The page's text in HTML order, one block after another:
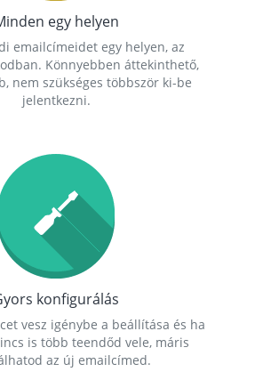
egy helyen
emailcímeidet egy helyen, az
Könnyebben áttekinthető,
nem szükséges többször ki-be
jelentkezni.
konfigurálás
vesz igénybe a beállítása és ha
is több teendőd vele, máris
az új emailcímed.